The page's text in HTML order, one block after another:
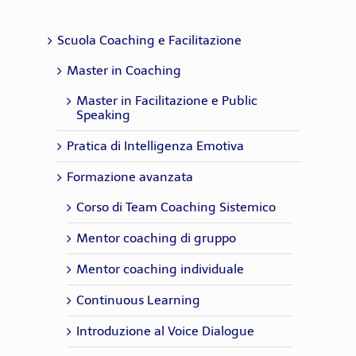
Scuola Coaching e Facilitazione
Master in Coaching
Master in Facilitazione e Public
Speaking
Pratica di Intelligenza Emotiva
Formazione avanzata
Corso di Team Coaching Sistemico
Mentor coaching di gruppo
Mentor coaching individuale
Continuous Learning
Introduzione al Voice Dialogue